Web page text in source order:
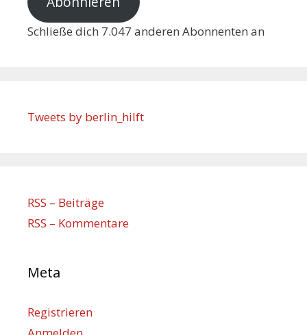
Schließe dich 7.047 anderen Abonnenten an
Tweets by berlin_hilft
RSS – Beiträge
RSS – Kommentare
Meta
Registrieren